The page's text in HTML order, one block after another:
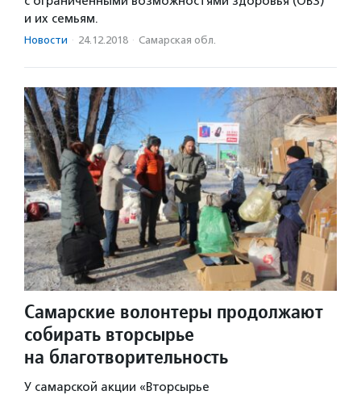
и их семьям.
Новости · 24.12.2018 · Самарская обл.
Самарские волонтеры продолжают
собирать вторсырье
на благотворительность
У самарской акции «Вторсырье